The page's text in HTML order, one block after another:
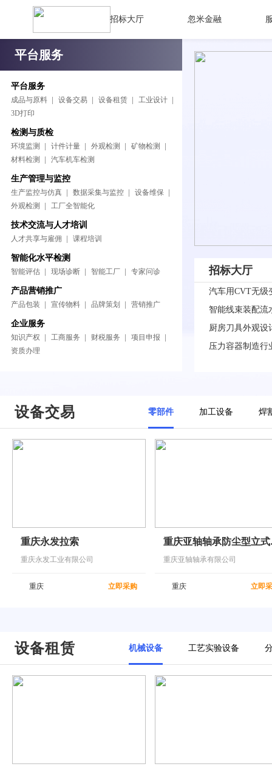
招标大厅 忽米金融
平台服务
平台服务
成品与原料 设备交易 设备租赁
工业设计
3D打印
检测与质检
环境监测 计件计量 外观检测
矿物检测
材料检测
汽车机车检测
生产管理与监控
生产监控与仿真 数据采集与监控
设备维保
外观检测
工厂全智能化
技术交流与人才培训
人才共享与雇佣 课程培训
智能化水平检测
智能评估 现场诊断 智能工厂 专家问诊
产品营销推广
产品包装 宣传物料 品牌策划 营销推广
企业服务
知识产权 工商服务 财税服务
项目申报
资质办理
招标大厅
汽车用CVT无级
智能线束装配流
厨房刀具外观设
压力容器制造行
设备交易 零部件 加工设备 焊
重庆永发拉索
重庆永发工业有限公司
重庆 立即采购
重
重庆亚轴轴承有限公司
重庆 立即
设备租赁 机械设备 工艺实验设备